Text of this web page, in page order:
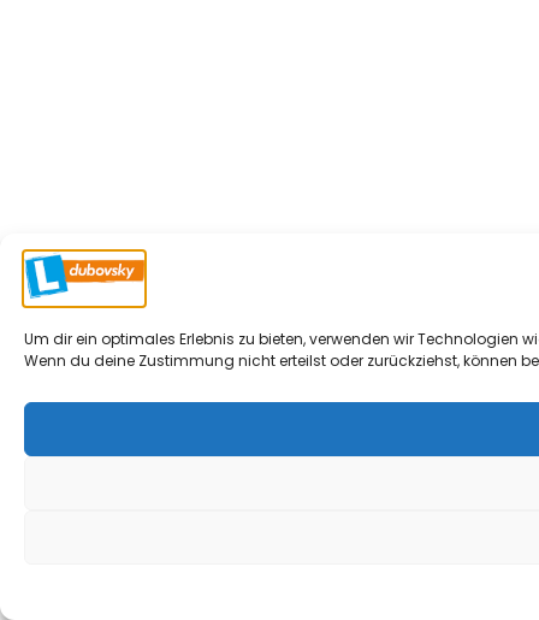
Um dir ein optimales Erlebnis zu bieten, verwenden wir
Wenn du deine Zustimmung nicht erteilst oder zurückziehst, können